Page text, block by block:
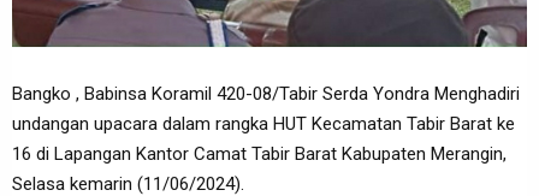
Bangko , Babinsa Koramil 420-08/Tabir Serda Yondra Menghadiri
undangan upacara dalam rangka HUT Kecamatan Tabir Barat ke
16 di Lapangan Kantor Camat Tabir Barat Kabupaten Merangin,
Selasa kemarin (11/06/2024).